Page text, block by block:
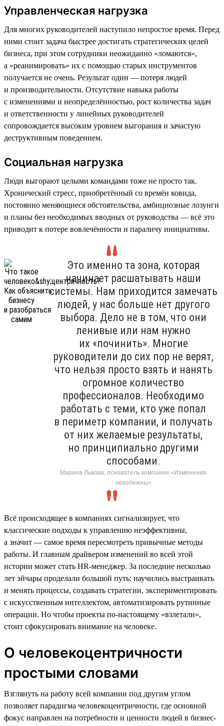
Управленческая нагрузка
Для многих руководителей наступило непростое время. Перед
ними стоит задача быстрее достигать стратегических целей
бизнеса, при этом сотрудники неожиданно «ломаются»,
а «реанимировать» их с помощью старых инструментов
получается не очень. Результат один — потеря людей
и производительности. Отсутствие навыка работы
с изменениями и неопределённостью, рост количества задач
и ответственности у линейных руководителей
сопровождается высоким уровнем выгорания и зачастую
деструктивным поведением.
Социальная нагрузка
Люди выгорают целыми командами тоже не просто так.
Хронический стресс, приобретённый со времён ковида,
постоянно меняющиеся обстоятельства, амбициозные лозунги
и планы без необходимых вводных от руководства — всё это
приводит к потере вовлечённости и параличу инициативы.
Это именно та зона, которая
начинает расшатывать наши
системы. Нам приходится замечать
людей, у нас больше нет другого
выбора. Дело не в том, что они
ленивые или нам нужно
их «починить». Многие
руководители до сих пор не верят,
что нельзя просто взять и нанять
огромное количество
профессионалов. Необходимо
работать с теми, кто уже попал
в периметр компании, и получать
от них желаемые результаты,
но принципиально другими
способами.
Марина Львова, основатель компании «Изменения
неизбежны»
Всё происходящее в компаниях сигнализирует, что
классические подходы к управлению неэффективны,
а значит — самое время пересмотреть привычные методы
работы. И главным драйвером изменений во всей этой
истории может стать HR-менеджер. За последние несколько
лет эйчары проделали большой путь: научились выстраивать
и менять процессы, создавать стратегии, экспериментировать
с искусственным интеллектом, автоматизировать рутинные
операции. Но чтобы проекты по-настоящему «взлетали»,
стоит сфокусировать внимание на человеке.
О человекоцентричности
простыми словами
Взглянуть на работу всей компании под другим углом
позволяет парадигма человекоцентричности, где основной
фокус направлен на потребности и ценности людей в бизнес-